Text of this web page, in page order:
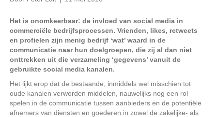
Het is onomkeerbaar: de invloed van social media in
commerciële bedrijfsprocessen. Vrienden, likes, retweets
en profielen zijn menig bedrijf ‘wat’ waard in de
communicatie naar hun doelgroepen, die zij al dan niet
onttrekken uit die verzameling ‘gegevens’ vanuit de
gebruikte social media kanalen.
Het lijkt erop dat de bestaande, inmiddels wel misschien tot
oude kanalen verworden middelen, nauwelijks nog een rol
spelen in de communicatie tussen aanbieders en de potentiële
afnemers van diensten en goederen in zowel de zakelijke- als